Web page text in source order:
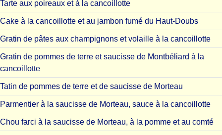
Tarte aux poireaux et à la cancoillotte
Cake à la cancoillotte et au jambon fumé du Haut-Doubs
Gratin de pâtes aux champignons et volaille à la cancoillotte
Gratin de pommes de terre et saucisse de Montbéliard à la
cancoillotte
Tatin de pommes de terre et de saucisse de Morteau
Parmentier à la saucisse de Morteau, sauce à la cancoillotte
Chou farci à la saucisse de Morteau, à la pomme et au comté